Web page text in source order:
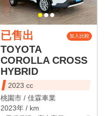
已售出 加入比較
TOYOTA
COROLLA CROSS
HYBRID
2023 cc
桃園市 / 佳霖車業
2023年 / km